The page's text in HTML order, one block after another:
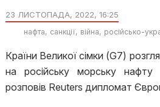
23 ЛИСТОПАДА, 2022, 16:25
нафта санкції війна
російсько-
Країни Великої сімки (G7)
на російську морську нафту
розповів Reuters дипломат